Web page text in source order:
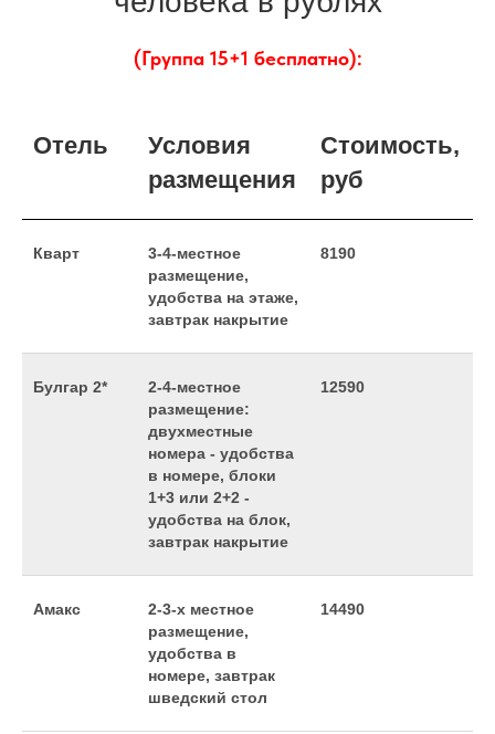
(Группа 15+1 бесплатно):
Отель
Условия
размещения
Стоимость,
руб
Кварт
3-4-местное
размещение,
удобства на этаже,
завтрак накрытие
8190
Булгар 2*
2-4-местное
размещение:
двухместные
номера - удобства
в номере, блоки
1+3 или 2+2 -
удобства на блок,
завтрак накрытие
12590
Амакс
2-3-х местное
размещение,
удобства в
номере, завтрак
шведский стол
14490